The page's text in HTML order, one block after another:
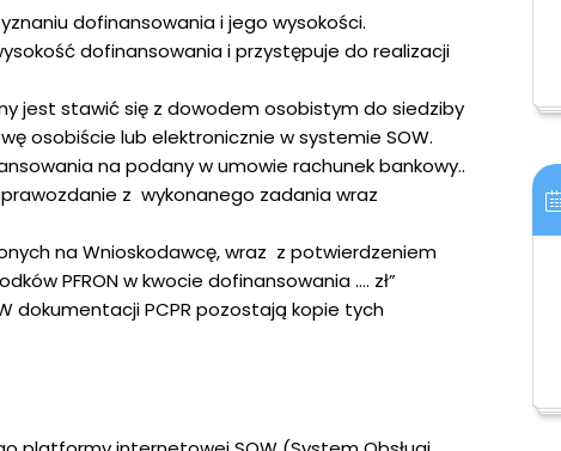
dofinansowania i jego wysokości.
dofinansowania i przystępuje do realizacji
jest stawić się z dowodem osobistym do siedziby
osobiście lub elektronicznie w systemie SOW.
na podany w umowie rachunek bankowy..
z wykonanego zadania wraz
na Wnioskodawcę, wraz z potwierdzeniem
PFRON w kwocie dofinansowania …. zł”
dokumentacji PCPR pozostają kopie tych